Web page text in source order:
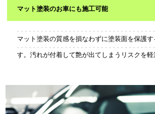
マット塗装のお車にも施工可能
マット塗装の質感を損なわずに塗装面を保護
す。汚れが付着して艶が出てしまうリスクを軽